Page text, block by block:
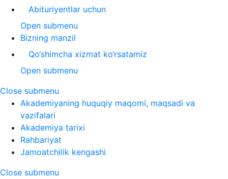
Abituriyentlar uchun
Open submenu
Bizning manzil
Qo‘shimcha xizmat ko‘rsatamiz
Open submenu
Close submenu
Akademiyaning huquqiy maqomi, maqsadi va
vazifalari
Akademiya tarixi
Rahbariyat
Jamoatchilik kengashi
Close submenu